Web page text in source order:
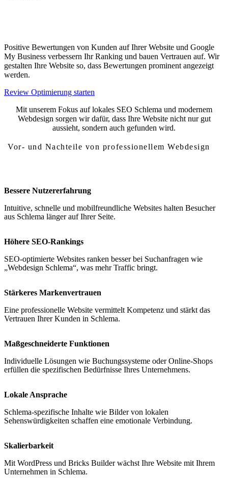
Positive Bewertungen von Kunden auf Ihrer Website und Google
My Business verbessern Ihr Ranking und bauen Vertrauen auf. Wir
gestalten Ihre Website so, dass Bewertungen prominent angezeigt
werden.
Review Optimierung starten
Mit unserem Fokus auf lokales SEO Schlema und modernem
Webdesign sorgen wir dafür, dass Ihre Website nicht nur gut
aussieht, sondern auch gefunden wird.
Vor- und Nachteile von professionellem Webdesign
Bessere Nutzererfahrung
Intuitive, schnelle und mobilfreundliche Websites halten Besucher
aus Schlema länger auf Ihrer Seite.
Höhere SEO-Rankings
SEO-optimierte Websites ranken besser bei Suchanfragen wie
„Webdesign Schlema“, was mehr Traffic bringt.
Stärkeres Markenvertrauen
Eine professionelle Website vermittelt Kompetenz und stärkt das
Vertrauen Ihrer Kunden in Schlema.
Maßgeschneiderte Funktionen
Individuelle Lösungen wie Buchungssysteme oder Online-Shops
erfüllen die spezifischen Bedürfnisse Ihres Unternehmens.
Lokale Ansprache
Schlema-spezifische Inhalte wie Bilder von lokalen
Sehenswürdigkeiten schaffen eine emotionale Verbindung.
Skalierbarkeit
Mit WordPress und Bricks Builder wächst Ihre Website mit Ihrem
Unternehmen in Schlema.